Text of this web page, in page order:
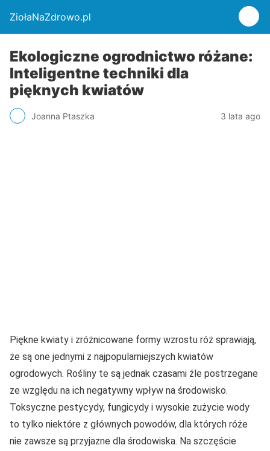
ZiołaNaZdrowo.pl
Ekologiczne ogrodnictwo różane:
Inteligentne techniki dla
pięknych kwiatów
Joanna Ptaszka 3 lata ago
Piękne kwiaty i zróżnicowane formy wzrostu róż sprawiają,
że są one jednymi z najpopularniejszych kwiatów
ogrodowych. Rośliny te są jednak czasami źle postrzegane
ze względu na ich negatywny wpływ na środowisko.
Toksyczne pestycydy, fungicydy i wysokie zużycie wody
to tylko niektóre z głównych powodów, dla których róże
nie zawsze są przyjazne dla środowiska. Na szczęście